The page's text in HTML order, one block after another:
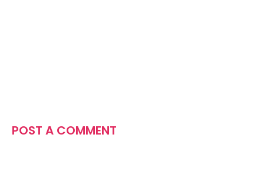
POST A COMMENT